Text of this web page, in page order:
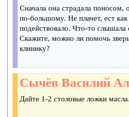
Сначала она страдала поносом,
по-большому. Не плачет, ест
подействовало. Что-то слышала
Скажите, можно ли помочь
клинику?
Сычёв Василий
Дайте 1-2 столовые ложки